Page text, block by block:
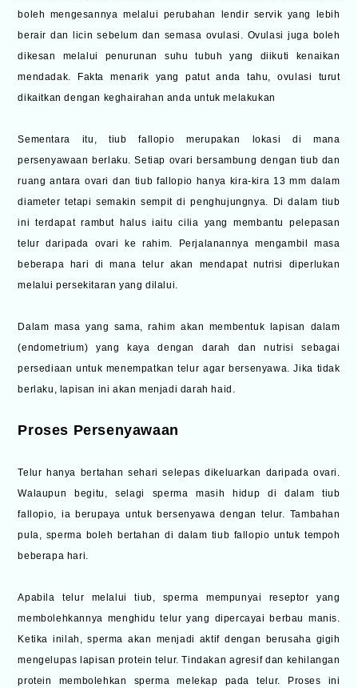
boleh mengesannya melalui perubahan lendir servik yang lebih
berair dan licin sebelum dan semasa ovulasi. Ovulasi juga boleh
dikesan melalui penurunan suhu tubuh yang diikuti kenaikan
mendadak. Fakta menarik yang patut anda tahu, ovulasi turut
dikaitkan dengan keghairahan anda untuk melakukan
Sementara itu, tiub fallopio merupakan lokasi di mana
persenyawaan berlaku. Setiap ovari bersambung dengan tiub dan
ruang antara ovari dan tiub fallopio hanya kira-kira 13 mm dalam
diameter tetapi semakin sempit di penghujungnya. Di dalam tiub
ini terdapat rambut halus iaitu cilia yang membantu pelepasan
telur daripada ovari ke rahim. Perjalanannya mengambil masa
beberapa hari di mana telur akan mendapat nutrisi diperlukan
melalui persekitaran yang dilalui.
Dalam masa yang sama, rahim akan membentuk lapisan dalam
(endometrium) yang kaya dengan darah dan nutrisi sebagai
persediaan untuk menempatkan telur agar bersenyawa. Jika tidak
berlaku, lapisan ini akan menjadi darah haid.
Proses Persenyawaan
Telur hanya bertahan sehari selepas dikeluarkan daripada ovari.
Walaupun begitu, selagi sperma masih hidup di dalam tiub
fallopio, ia berupaya untuk bersenyawa dengan telur. Tambahan
pula, sperma boleh bertahan di dalam tiub fallopio untuk tempoh
beberapa hari.
Apabila telur melalui tiub, sperma mempunyai reseptor yang
membolehkannya menghidu telur yang dipercayai berbau manis.
Ketika inilah, sperma akan menjadi aktif dengan berusaha gigih
mengelupas lapisan protein telur. Tindakan agresif dan kehilangan
protein membolehkan sperma melekap pada telur. Proses ini